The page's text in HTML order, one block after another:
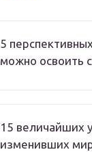
5
можно освоить
15 величайших
изменивших